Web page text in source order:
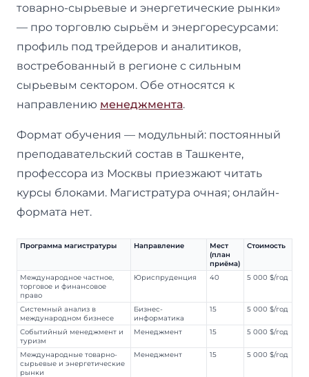
товарно-сырьевые и энергетические рынки»
— про торговлю сырьём и энергоресурсами:
профиль под трейдеров и аналитиков,
востребованный в регионе с сильным
сырьевым сектором. Обе относятся к
направлению менеджмента.
Формат обучения — модульный: постоянный
преподавательский состав в Ташкенте,
профессора из Москвы приезжают читать
курсы блоками. Магистратура очная; онлайн-
формата нет.
Программа магистратуры Направление
Мест
(план
приёма)
Стоимость
Международное частное,
торговое и финансовое
право
Юриспруденция 40 5 000 $/год
Системный анализ в
международном бизнесе
Бизнес-
информатика
15 5 000 $/год
Событийный менеджмент и
туризм
Менеджмент 15 5 000 $/год
Международные товарно-
сырьевые и энергетические
рынки
Менеджмент 15 5 000 $/год